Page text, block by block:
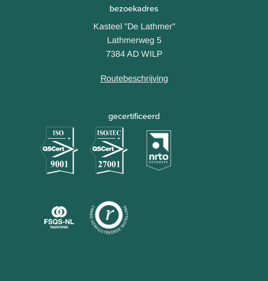
bezoekadres
Kasteel "De Lathmer"
Lathmerweg 5
7384 AD WILP
Routebeschrijving
gecertificeerd